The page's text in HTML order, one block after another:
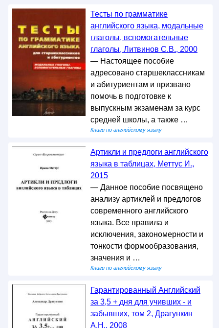
Тесты по грамматике
английского языка, модальные
глаголы, вспомогательные
глаголы, Литвинов С.В., 2000
— Настоящее пособие
адресовано старшеклассникам
и абитуриентам и призвано
помочь в подготовке к
выпускным экзаменам за курс
средней школы, а также …
Книги по английскому языку
Артикли и предлоги английского
языка в таблицах, Меттус И.,
2015
— Данное пособие посвящено
анализу артиклей и предлогов
современного английского
языка. Все правила и
исключения, закономерности и
тонкости формообразования,
значения и …
Книги по английскому языку
Гарантированный Английский
за 3,5 + дня для учивших - и
забывших, том 2, Драгункин
А.Н., 2008